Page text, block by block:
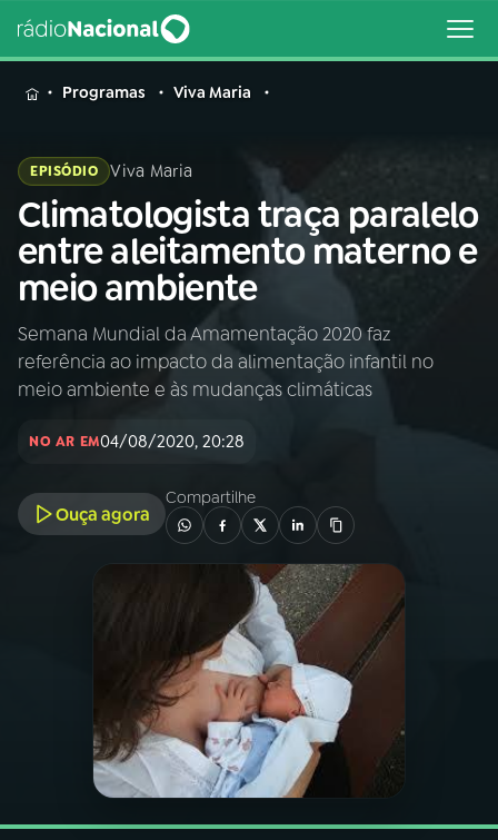
MENU
Buscar
na
Rádio
Nacional
Buscar
AO VIVO
PROGRAMAS
PODCASTS
VIDEOCASTS
Programas Viva Maria
EPISÓDIO Viva Maria
Climatologista traça paralelo
entre aleitamento materno e
meio ambiente
Semana Mundial da Amamentação 2020 faz
referência ao impacto da alimentação infantil no
meio ambiente e às mudanças climáticas
NO AR EM04/08/2020, 20:28
Ouça agora
Compartilhe